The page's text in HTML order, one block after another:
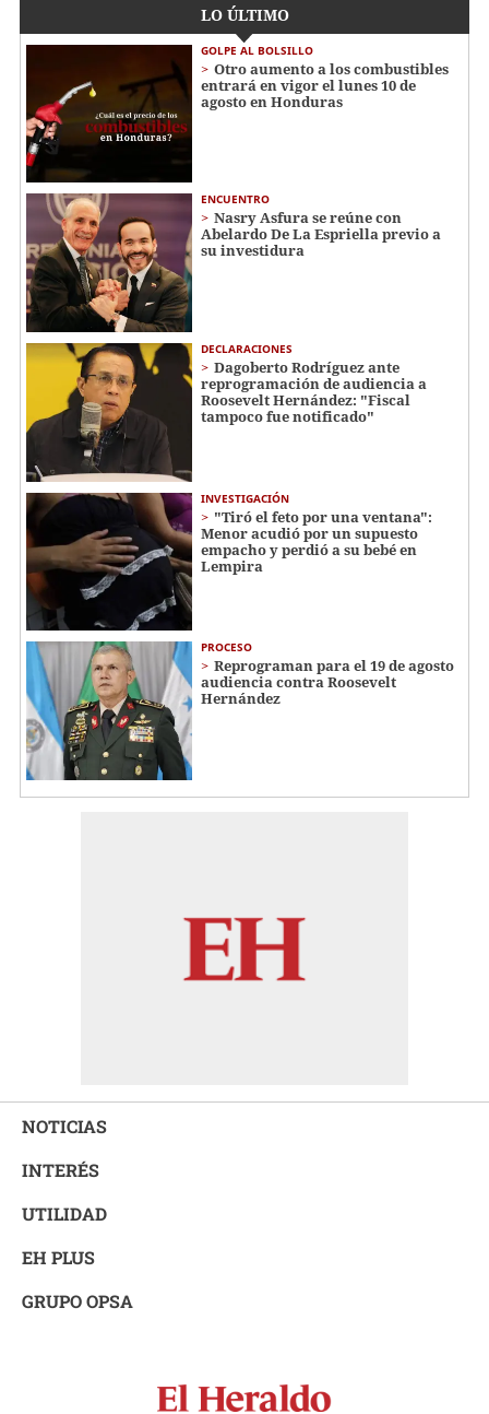
LO ÚLTIMO
GOLPE AL BOLSILLO
Otro aumento a los combustibles
entrará en vigor el lunes 10 de
agosto en Honduras
ENCUENTRO
Nasry Asfura se reúne con
Abelardo De La Espriella previo a
su investidura
DECLARACIONES
Dagoberto Rodríguez ante
reprogramación de audiencia a
Roosevelt Hernández: "Fiscal
tampoco fue notificado"
INVESTIGACIÓN
"Tiró el feto por una ventana":
Menor acudió por un supuesto
empacho y perdió a su bebé en
Lempira
PROCESO
Reprograman para el 19 de agosto
audiencia contra Roosevelt
Hernández
NOTICIAS
INTERÉS
UTILIDAD
EH PLUS
GRUPO OPSA